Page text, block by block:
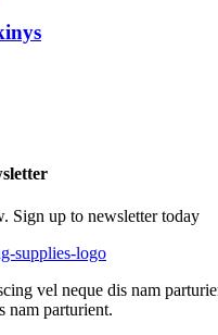
Sign up to newsletter today
vel neque dis nam
nam parturient.